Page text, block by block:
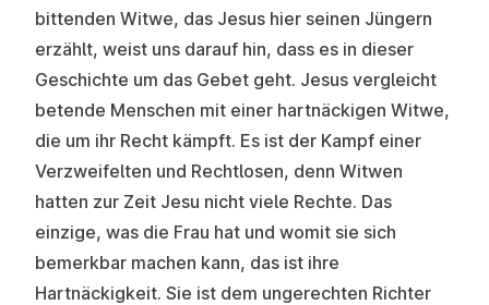
bittenden Witwe, das Jesus hier seinen Jüngern
erzählt, weist uns darauf hin, dass es in dieser
Geschichte um das Gebet geht. Jesus vergleicht
betende Menschen mit einer hartnäckigen Witwe,
die um ihr Recht kämpft. Es ist der Kampf einer
Verzweifelten und Rechtlosen, denn Witwen
hatten zur Zeit Jesu nicht viele Rechte. Das
einzige, was die Frau hat und womit sie sich
bemerkbar machen kann, das ist ihre
Hartnäckigkeit. Sie ist dem ungerechten Richter